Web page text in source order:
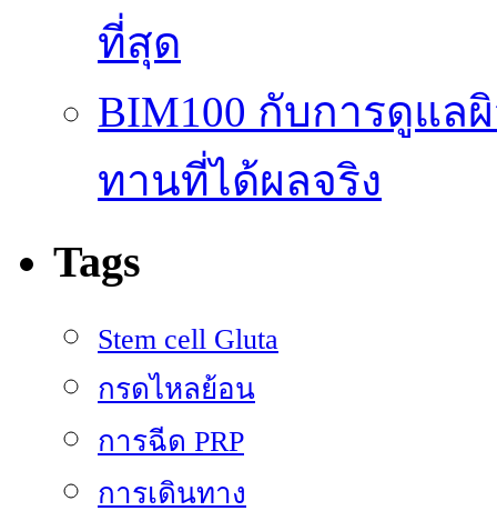
ที่สุด
BIM100 กับการดูแ
ทานที่ได้ผลจริง
Tags
Stem cell Gluta
กรดไหลย้อน
การฉีด PRP
การเดินทาง